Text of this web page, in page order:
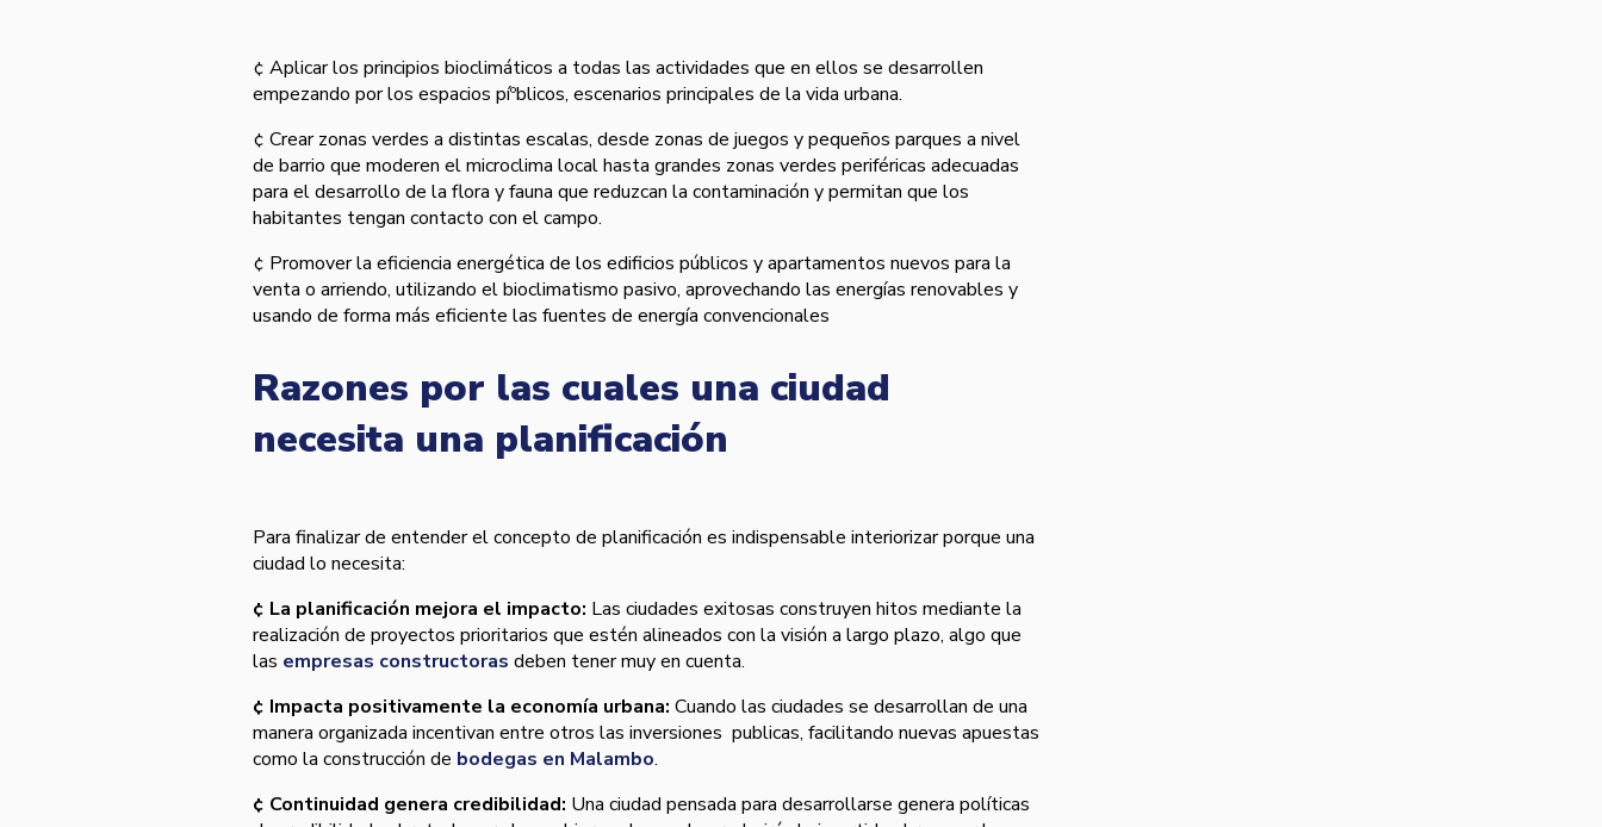
¢ Aplicar los principios bioclimáticos a todas las actividades que en ellos se desarrollen
empezando por los espacios píºblicos, escenarios principales de la vida urbana.
¢ Crear zonas verdes a distintas escalas, desde zonas de juegos y pequeños parques a nivel
de barrio que moderen el microclima local hasta grandes zonas verdes periféricas adecuadas
para el desarrollo de la flora y fauna que reduzcan la contaminación y permitan que los
habitantes tengan contacto con el campo.
¢ Promover la eficiencia energética de los edificios públicos y apartamentos nuevos para la
venta o arriendo, utilizando el bioclimatismo pasivo, aprovechando las energí­as renovables y
usando de forma más eficiente las fuentes de energí­a convencionales
Razones por las cuales una ciudad
necesita una planificación
Para finalizar de entender el concepto de planificación es indispensable interiorizar porque una
ciudad lo necesita:
¢ La planificación mejora el impacto: Las ciudades exitosas construyen hitos mediante la
realización de proyectos prioritarios que estén alineados con la visión a largo plazo, algo que
las empresas constructoras deben tener muy en cuenta.
¢ Impacta positivamente la economí­a urbana: Cuando las ciudades se desarrollan de una
manera organizada incentivan entre otros las inversiones publicas, facilitando nuevas apuestas
como la construcción de bodegas en Malambo.
¢ Continuidad genera credibilidad: Una ciudad pensada para desarrollarse genera polí­ticas